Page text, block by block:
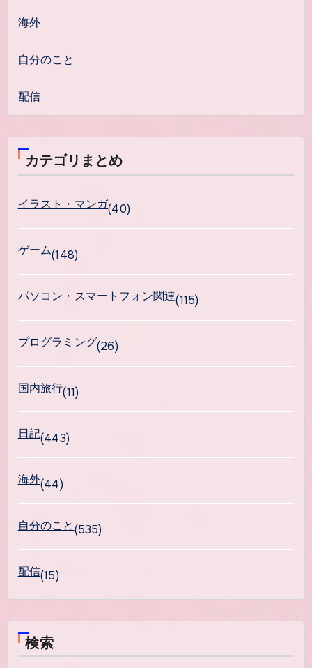
海外
自分のこと
配信
カテゴリまとめ
イラスト・マンガ(40)
ゲーム(148)
パソコン・スマートフォン関連(115)
プログラミング(26)
国内旅行(11)
日記(443)
海外(44)
自分のこと(535)
配信(15)
検索